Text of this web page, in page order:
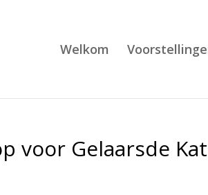
Welkom
voor Gelaarsde